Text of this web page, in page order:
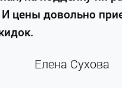
И цены довольно
Елена Сухова